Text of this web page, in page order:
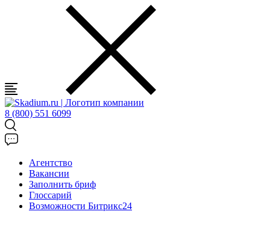
8 (800) 551 6099
Агентство
Вакансии
Заполнить бриф
Глоссарий
Возможности Битрикс24